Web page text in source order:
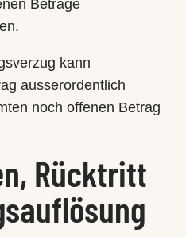
Beträge
kann
ausserordentlich
noch offenen Betrag
Rücktritt